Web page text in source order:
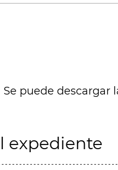
Se puede descargar
expediente